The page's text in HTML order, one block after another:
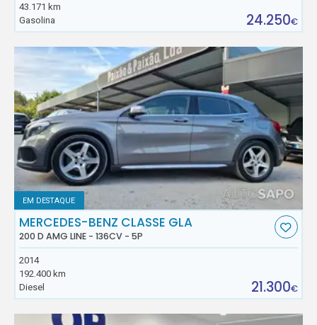
43.171 km
Gasolina
24.250€
EM DESTAQUE
MERCEDES-BENZ CLASSE GLA
200 D AMG LINE - 136CV - 5P
2014
192.400 km
Diesel
21.300€